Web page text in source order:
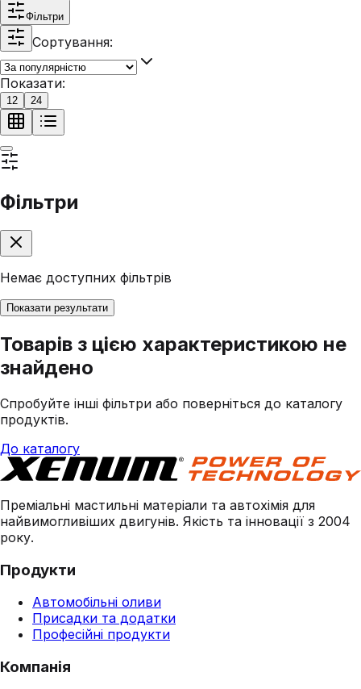
Фільтри
Сортування:
Показати:
12 24
Фільтри
Немає доступних фільтрів
Показати результати
Товарів з цією характеристикою не
знайдено
Спробуйте інші фільтри або поверніться до каталогу
продуктів.
До каталогу
Преміальні мастильні матеріали та автохімія для
найвимогливіших двигунів. Якість та інновації з 2004
року.
Продукти
Автомобільні оливи
Присадки та додатки
Професійні продукти
Компанія